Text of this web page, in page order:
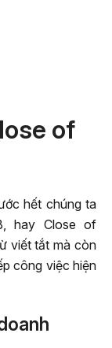
of
hết chúng ta
hay Close of
viết tắt mà còn
công việc hiện